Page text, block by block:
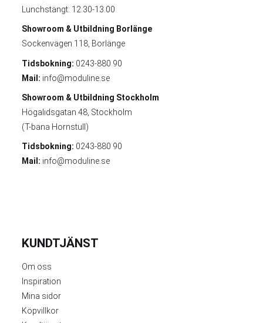
Lunchstängt: 12.30-13.00
Showroom & Utbildning Borlänge
Sockenvägen 118, Borlänge
Tidsbokning: 0243-880 90
Mail: info@moduline.se
Showroom & Utbildning Stockholm
Högalidsgatan 48, Stockholm
(T-bana Hornstull)
Tidsbokning: 0243-880 90
Mail: info@moduline.se
KUNDTJÄNST
Om oss
Inspiration
Mina sidor
Köpvillkor